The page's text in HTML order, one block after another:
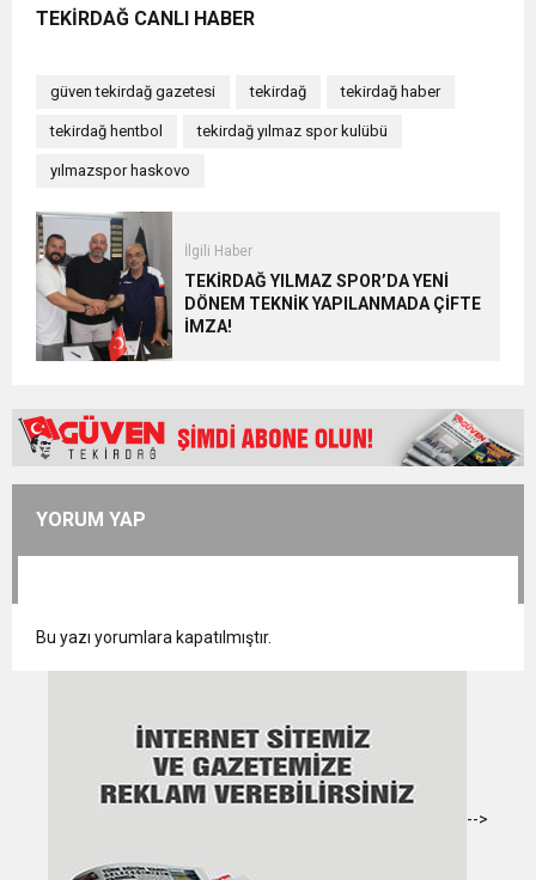
TEKİRDAĞ CANLI HABER
güven tekirdağ gazetesi tekirdağ tekirdağ haber
tekirdağ hentbol tekirdağ yılmaz spor kulübü
yılmazspor haskovo
İlgili Haber
TEKİRDAĞ YILMAZ SPOR’DA YENİ
DÖNEM TEKNİK YAPILANMADA ÇİFTE
İMZA!
YORUM YAP
Bu yazı yorumlara kapatılmıştır.
-->